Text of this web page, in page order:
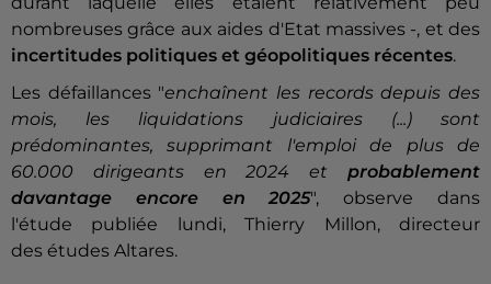
nombreuses grâce aux aides d'Etat massives -, et des
incertitudes politiques et géopolitiques récentes.
Les défaillances "enchaînent les records depuis des
mois, les liquidations judiciaires (...) sont
prédominantes, supprimant l'emploi de plus de
60.000 dirigeants en 2024 et probablement
davantage encore en 2025", observe dans
l'étude publiée lundi, Thierry Millon, directeur
des études Altares.